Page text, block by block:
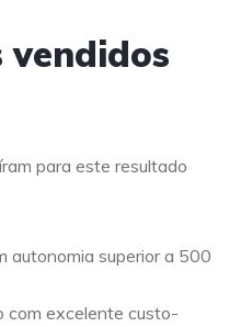
vendidos
para este resultado
autonomia superior a 500
com excelente custo-